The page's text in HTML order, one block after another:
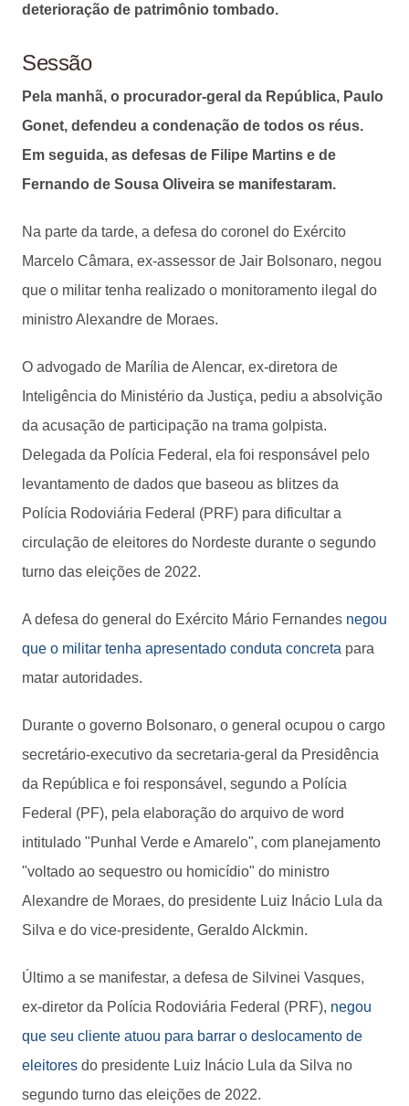
deterioração de patrimônio tombado.
Sessão
Pela manhã, o procurador-geral da República, Paulo
Gonet, defendeu a condenação de todos os réus.
Em seguida, as defesas de Filipe Martins e de
Fernando de Sousa Oliveira se manifestaram.
Na parte da tarde, a defesa do coronel do Exército
Marcelo Câmara, ex-assessor de Jair Bolsonaro, negou
que o militar tenha realizado o monitoramento ilegal do
ministro Alexandre de Moraes.
O advogado de Marília de Alencar, ex-diretora de
Inteligência do Ministério da Justiça, pediu a absolvição
da acusação de participação na trama golpista.
Delegada da Polícia Federal, ela foi responsável pelo
levantamento de dados que baseou as blitzes da
Polícia Rodoviária Federal (PRF) para dificultar a
circulação de eleitores do Nordeste durante o segundo
turno das eleições de 2022.
A defesa do general do Exército Mário Fernandes negou
que o militar tenha apresentado conduta concreta para
matar autoridades.
Durante o governo Bolsonaro, o general ocupou o cargo
secretário-executivo da secretaria-geral da Presidência
da República e foi responsável, segundo a Polícia
Federal (PF), pela elaboração do arquivo de word
intitulado "Punhal Verde e Amarelo", com planejamento
"voltado ao sequestro ou homicídio" do ministro
Alexandre de Moraes, do presidente Luiz Inácio Lula da
Silva e do vice-presidente, Geraldo Alckmin.
Último a se manifestar, a defesa de Silvinei Vasques,
ex-diretor da Polícia Rodoviária Federal (PRF), negou
que seu cliente atuou para barrar o deslocamento de
eleitores do presidente Luiz Inácio Lula da Silva no
segundo turno das eleições de 2022.